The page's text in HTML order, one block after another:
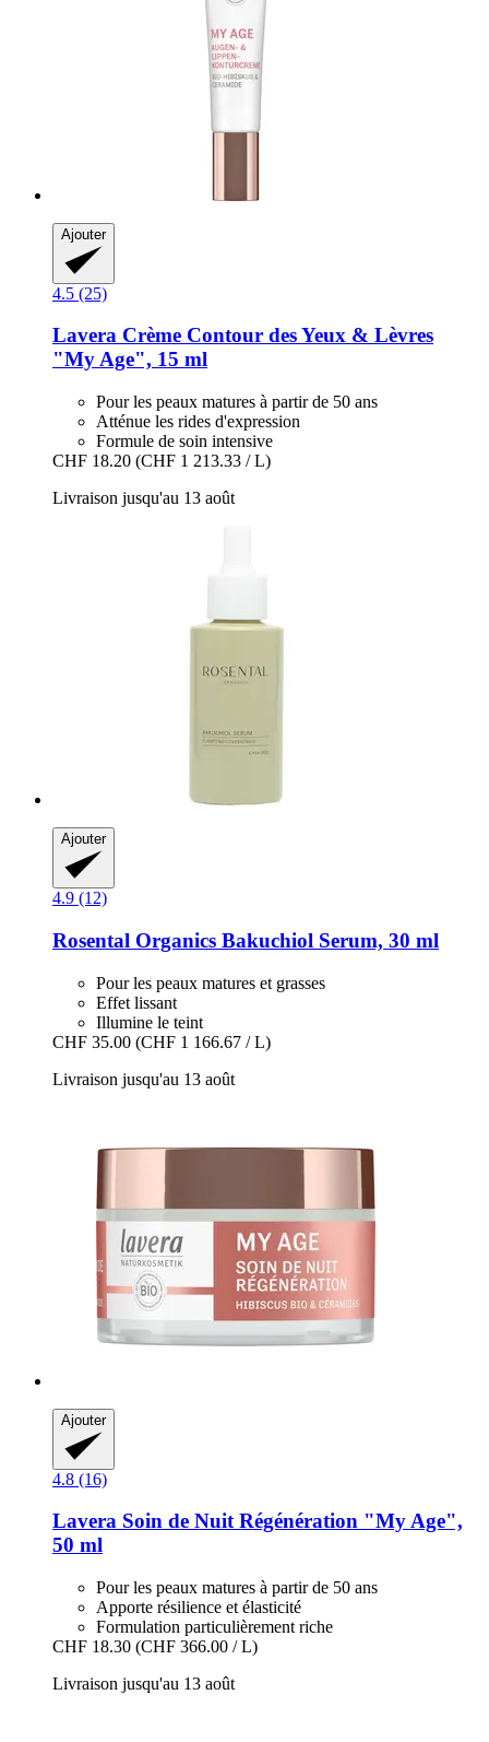
Ajouter
4.5 (25)
Lavera Crème Contour des Yeux & Lèvres
"My Age", 15 ml
Pour les peaux matures à partir de 50 ans
Atténue les rides d'expression
Formule de soin intensive
CHF 18.20 (CHF 1 213.33 / L)
Livraison jusqu'au 13 août
Ajouter
4.9 (12)
Rosental Organics Bakuchiol Serum, 30 ml
Pour les peaux matures et grasses
Effet lissant
Illumine le teint
CHF 35.00 (CHF 1 166.67 / L)
Livraison jusqu'au 13 août
Ajouter
4.8 (16)
Lavera Soin de Nuit Régénération "My Age",
50 ml
Pour les peaux matures à partir de 50 ans
Apporte résilience et élasticité
Formulation particulièrement riche
CHF 18.30 (CHF 366.00 / L)
Livraison jusqu'au 13 août